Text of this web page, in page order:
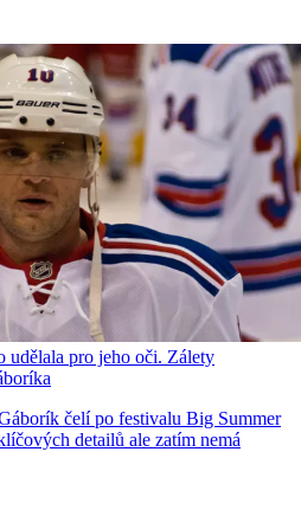
udělala pro jeho oči. Zálety
čelí po festivalu Big Summer
detailů ale zatím nemá